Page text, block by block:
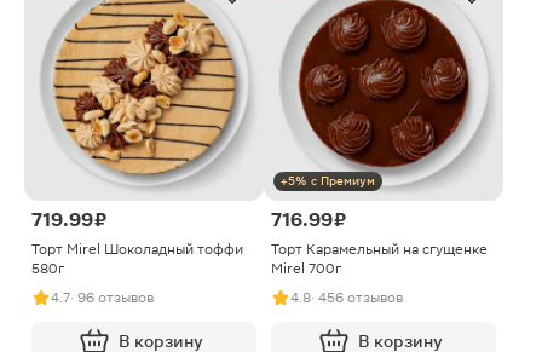
719.99 ₽
Торт Mirel Шоколадный тоффи
580г
4.7· 96 отзывов
В корзину
+5% с Премиум
716.99 ₽
Торт Карамельный на сгущенке
Mirel 700г
4.8· 456 отзывов
В корзину